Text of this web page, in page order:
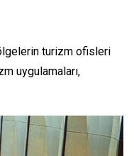
turizm ofisleri
uygulamaları,